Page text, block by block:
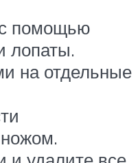
помощью
лопаты.
на отдельные